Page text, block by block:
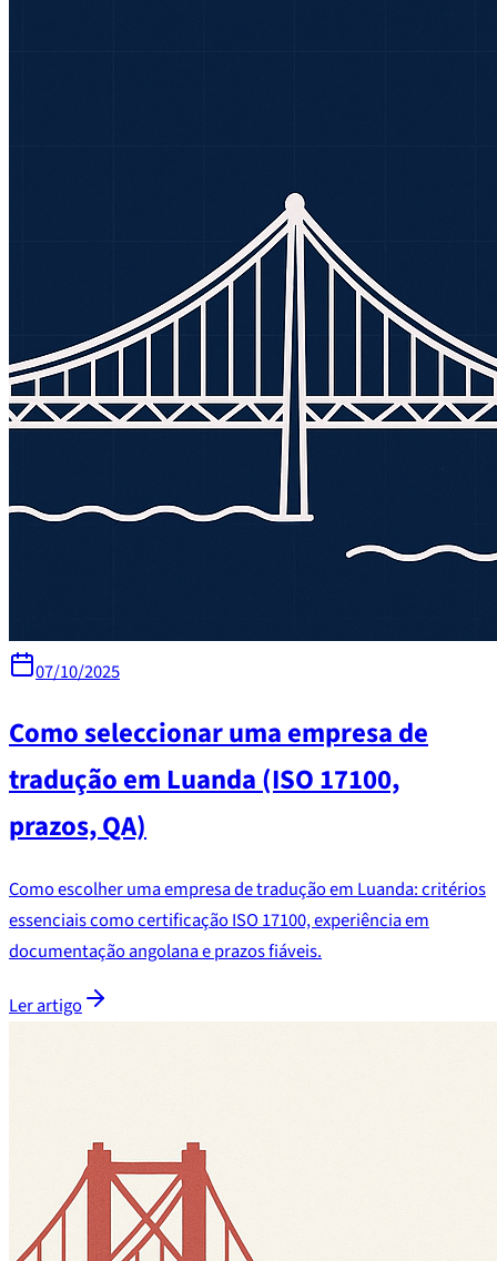
07/10/2025
Como seleccionar uma empresa de
tradução em Luanda (ISO 17100,
prazos, QA)
Como escolher uma empresa de tradução em Luanda: critérios
essenciais como certificação ISO 17100, experiência em
documentação angolana e prazos fiáveis.
Ler artigo